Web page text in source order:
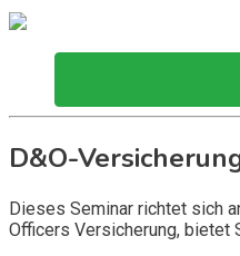
D&O-
Dieses Seminar richtet sich
Officers Versicherung, bietet